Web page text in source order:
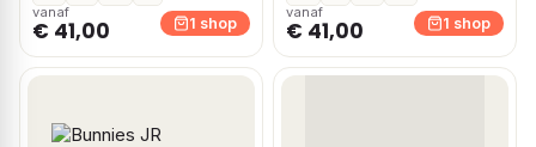
vanaf
€ 41,00 1 shop
vanaf
€ 41,00 1 shop